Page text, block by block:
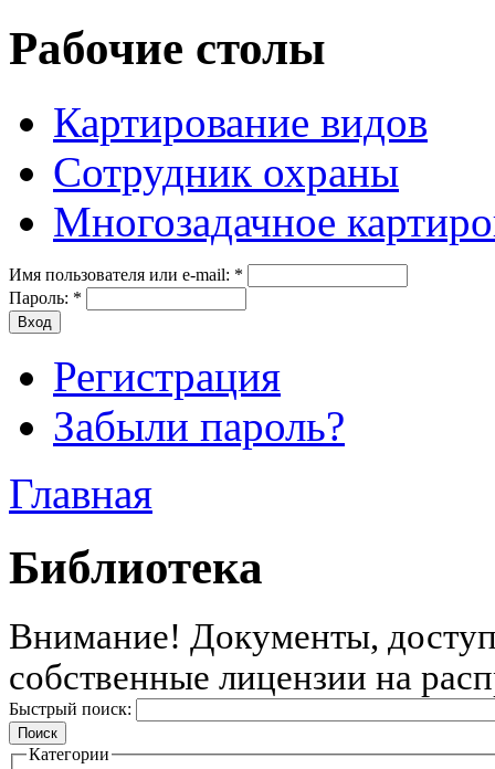
Рабочие столы
Картирование видов
Сотрудник охраны
Многозадачное
Имя пользователя или e-mail: *
Пароль: *
Регистрация
Забыли пароль?
Главная
Библиотека
Внимание! Документы,
собственные лицензии на
Быстрый поиск:
Категории